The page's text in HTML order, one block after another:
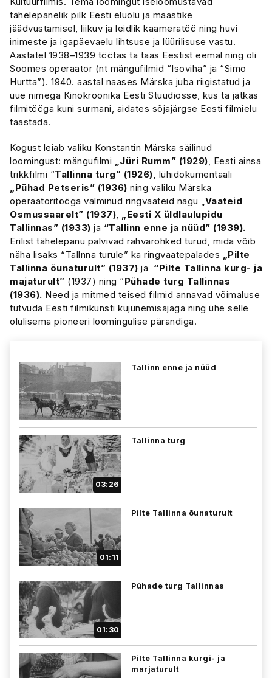
tähelepanelik pilk Eesti eluolu ja maastike
jäädvustamisel, liikuv ja leidlik kaameratöö ning huvi
inimeste ja igapäevaelu lihtsuse ja lüürilisuse vastu.
Aastatel 1938–1939 töötas ta taas Eestist eemal ning oli
Soomes operaator (nt mängufilmid “Isoviha” ja “Simo
Hurtta”). 1940. aastal naases Märska juba riigistatud ja
uue nimega Kinokroonika Eesti Stuudiosse, kus ta jätkas
filmitööga kuni surmani, aidates sõjajärgse Eesti filmielu
taastada.
Kogust leiab valiku Konstantin Märska säilinud
loomingust: mängufilmi „Jüri Rumm” (1929), Eesti ainsa
trikkfilmi “Tallinna turg” (1926), lühidokumentaali
„Pühad Petseris” (1936) ning valiku Märska
operaatoritööga valminud ringvaateid nagu „Vaateid
Osmussaarelt” (1937), „Eesti X üldlaulupidu
Tallinnas” (1933) ja “Tallinn enne ja nüüd” (1939).
Erilist tähelepanu pälvivad rahvarohked turud, mida võib
näha lisaks “Tallnna turule” ka ringvaatepalades „Pilte
Tallinna õunaturult” (1937) ja “Pilte Tallinna kurg- ja
majaturult” (1937) ning “Pühade turg Tallinnas
(1936). Need ja mitmed teised filmid annavad võimaluse
tutvuda Eesti filmikunsti kujunemisajaga ning ühe selle
olulisema pioneeri loomingulise pärandiga.
Tallinn enne ja nüüd
03:26
Tallinna turg
01:11
Pilte Tallinna õunaturult
01:30
Pühade turg Tallinnas
Pilte Tallinna kurgi- ja
marjaturult